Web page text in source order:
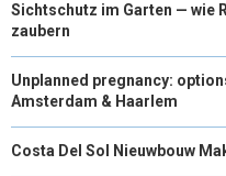
Sichtschutz im Garten — wie
zaubern
Unplanned pregnancy:
Amsterdam & Haarlem
Costa Del Sol Nieuwbouw